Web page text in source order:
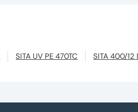
SITA UV PE 470TC SITA 400/12